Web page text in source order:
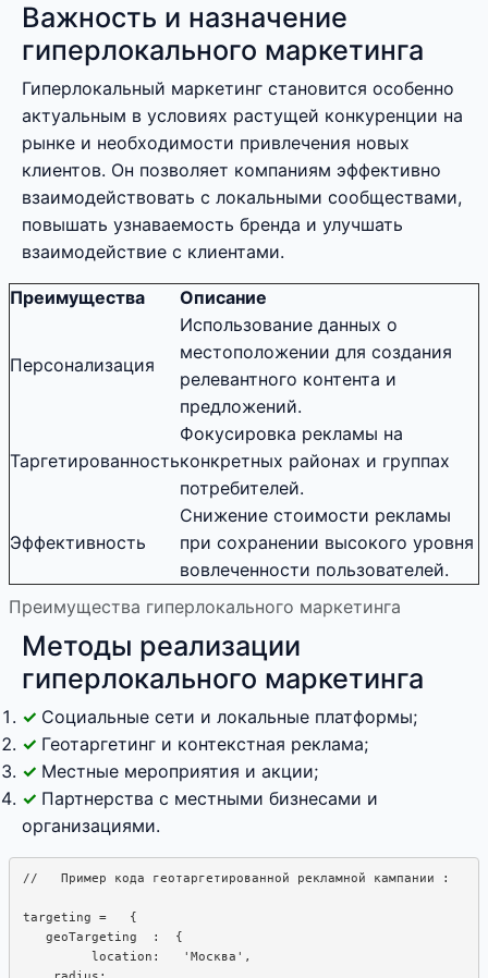
Важность и назначение
гиперлокального маркетинга
Гиперлокальный маркетинг становится особенно
актуальным в условиях растущей конкуренции на
рынке и необходимости привлечения новых
клиентов. Он позволяет компаниям эффективно
взаимодействовать с локальными сообществами,
повышать узнаваемость бренда и улучшать
взаимодействие с клиентами.
Преимущества гиперлокального маркетинга
Преимущества Описание
Персонализация
Использование данных о
местоположении для создания
релевантного контента и
предложений.
Таргетированность
Фокусировка рекламы на
конкретных районах и группах
потребителей.
Эффективность
Снижение стоимости рекламы
при сохранении высокого уровня
вовлеченности пользователей.
Методы реализации
гиперлокального маркетинга
Социальные сети и локальные платформы;
Геотаргетинг и контекстная реклама;
Местные мероприятия и акции;
Партнерства с местными бизнесами и
организациями.
//   Пример кода геотаргетированной рекламной кампании :
targeting =   {
   geoTargeting  :  {
         location:   'Москва',